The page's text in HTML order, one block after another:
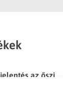
az őszi